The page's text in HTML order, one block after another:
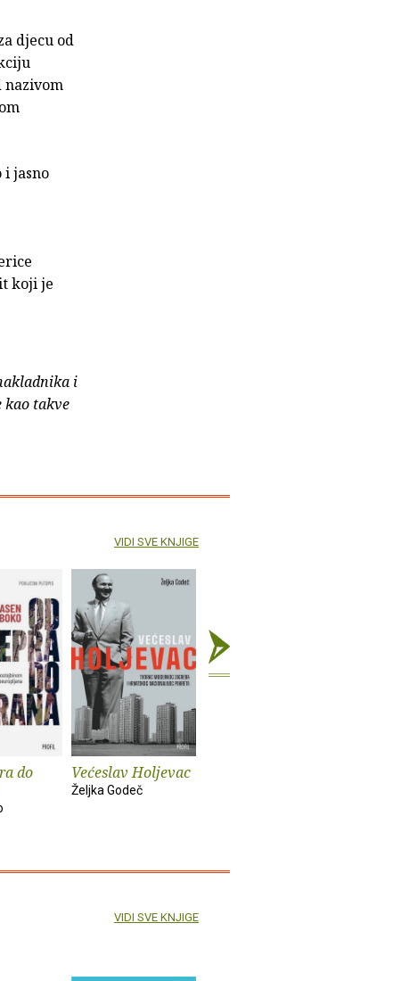
djecu od
i jasno
koji je
i
kao takve
do
Većeslav Holjevac
Željka Godeč
VIDI SVE KNJIGE
VIDI SVE KNJIGE